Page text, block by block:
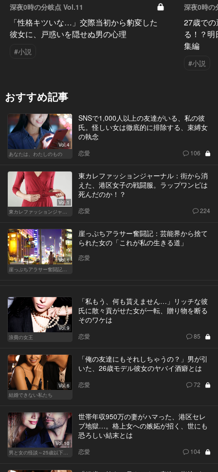
深夜0時の分岐点 Vol.11
「性格キツいな…」交際当初から豹変した
彼女に、戸惑いを隠せぬ男の心理
#小説
深夜0時の
27歳で
る！？
集編
#小説
おすすめ記事
Vol.4
あなたは、わたしのもの
SNSで1,000人以上の友達がいる、私の彼
氏。怪しい女は徹底的に排除する、束縛女
の執念
恋愛 106
Vol.1
東カレファッションジャーナル
東カレファッションジャーナル：街から消
えた、港区女子の戦闘服。ラップワンピは
死んだのか！？
恋愛 224
Vol.1
崖っぷちアラサー奮闘記 written by 内埜さくら
崖っぷちアラサー奮闘記：芸能界から捨て
られた女の「これが私の生きる道」
恋愛
Vol.9
浪費の女王
「私もう、何も貰えません…」リッチな彼
氏に散々貢がせた女が一転、贈り物を断る
そのワケは
恋愛 85
Vol.6
結婚できない私たち
「俺の友達にもそれしちゃうの？」男が引
いた、26歳モデル彼女のヤバイ酒癖とは
恋愛 72
Vol.10
男と女の怪談～25歳以下閲覧禁止～
世帯年収950万の妻がハマった、港区セレ
ブ地獄…。格上女への嫉妬が招く、世にも
恐ろしい結末とは
恋愛 104